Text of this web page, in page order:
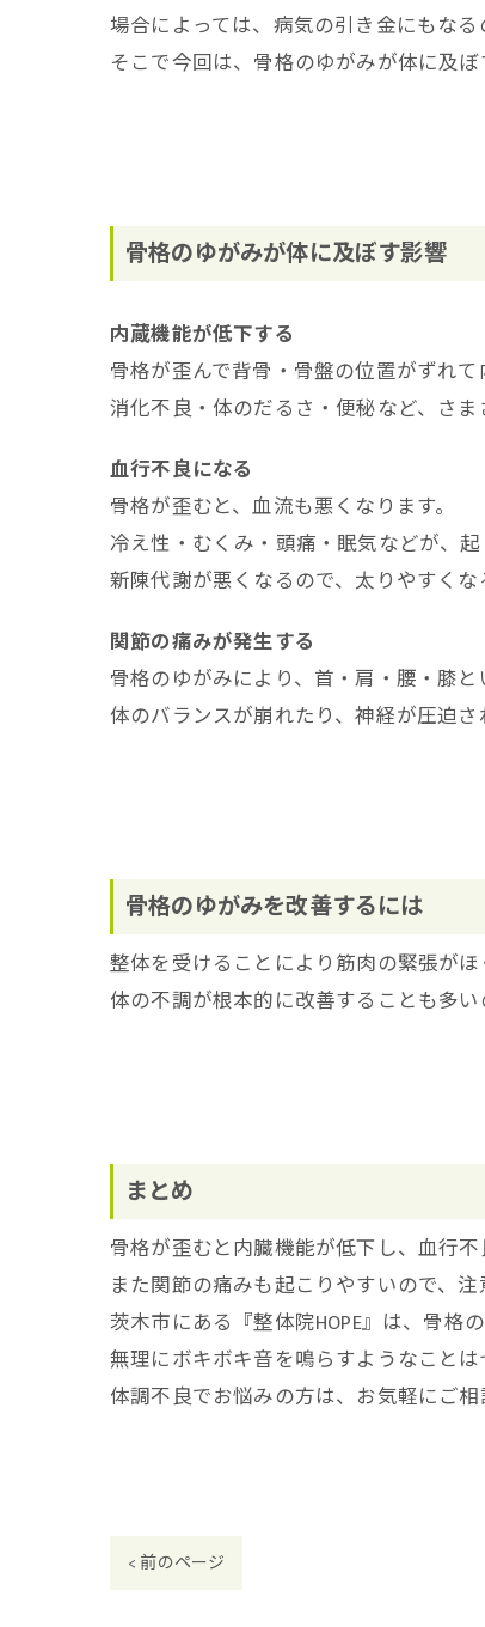
場合によっては、病気の引き金にもなる
そこで今回は、骨格のゆがみが体に及
骨格のゆがみが体に及ぼす影響
内蔵機能が低下する
骨格が歪んで背骨・骨盤の位置がずれ
消化不良・体のだるさ・便秘など、さま
血行不良になる
骨格が歪むと、血流も悪くなります。
冷え性・むくみ・頭痛・眠気などが、起
新陳代謝が悪くなるので、太りやすくな
関節の痛みが発生する
骨格のゆがみにより、首・肩・腰・膝
体のバランスが崩れたり、神経が圧迫さ
骨格のゆがみを改善するには
整体を受けることにより筋肉の緊張が
体の不調が根本的に改善することも多
まとめ
骨格が歪むと内臓機能が低下し、血行不
また関節の痛みも起こりやすいので、注
茨木市にある『整体院HOPE』は、骨格
無理にボキボキ音を鳴らすようなこと
体調不良でお悩みの方は、お気軽にご相
< 前のページ